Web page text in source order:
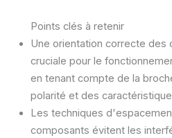
Points clés à retenir
Une orientation correcte des
cruciale pour le
en tenant compte de la
polarité et des
Les techniques
composants évitent les